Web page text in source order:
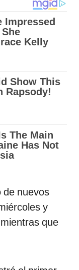
de nuevos
y
que